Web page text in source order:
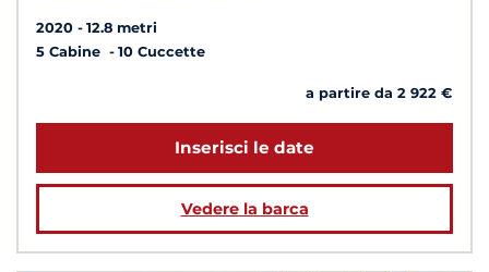
2020
12.8 metri
5 Cabine
10 Cuccette
a partire da 2 922 €
Inserisci le date
Vedere la barca